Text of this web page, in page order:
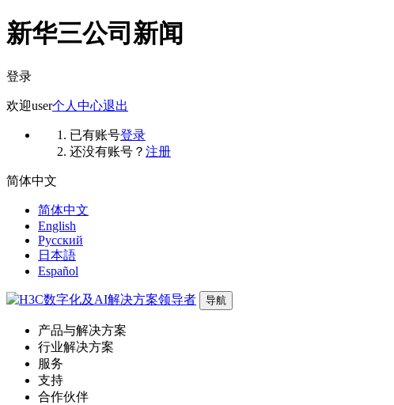
新华三公司新闻
登录
欢迎user个人中心退出
已有账号登录
还没有账号？ 注册
简体中文
简体中文
English
Русский
日本語
Español
导航
产品与解决方案
行业解决方案
服务
支持
合作伙伴